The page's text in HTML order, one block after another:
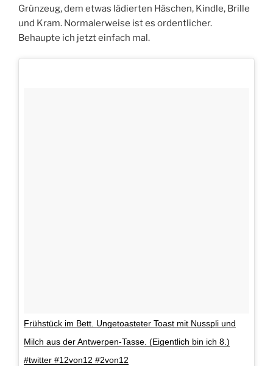
Grünzeug, dem etwas lädierten Häschen, Kindle, Brille
und Kram. Normalerweise ist es ordentlicher.
Behaupte ich jetzt einfach mal.
Frühstück im Bett. Ungetoasteter Toast mit Nusspli und
Milch aus der Antwerpen-Tasse. (Eigentlich bin ich 8.)
#twitter #12von12 #2von12